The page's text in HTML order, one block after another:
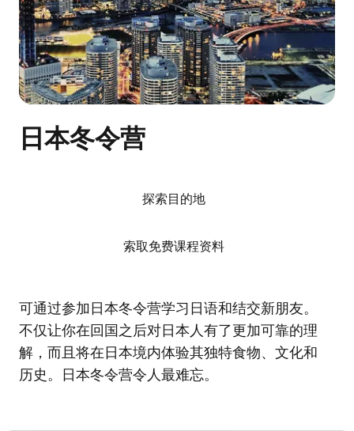
职业发展
加入我们
日本冬令营
可通过参加日本冬令营学习日语和结交新朋友。
不仅让你在回国之后对日本人有了更加可靠的理
解，而且将在日本境内体验其独特食物、文化和
历史。日本冬令营令人最难忘。
探索目的地
索取免费课程资料